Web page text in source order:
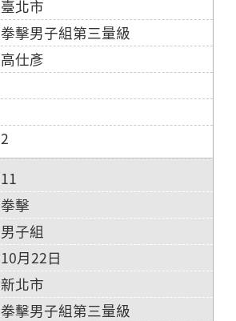
臺北市
拳擊男子組第三量級
高仕彥
2
11
拳擊
男子組
10月22日
新北市
拳擊男子組第三量級